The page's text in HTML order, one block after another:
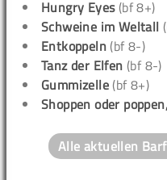
Hungry Eyes(bf 8+)
Schweine im Weltall
Entkoppeln (bf 8-)
Tanz der Elfen (bf 8-)
Gummizelle (bf 8+)
Shoppen oder
Alle aktuellen